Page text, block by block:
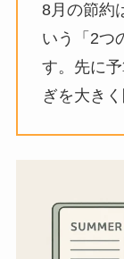
8月の節約
いう「2つ
す。先に
ぎを大きく